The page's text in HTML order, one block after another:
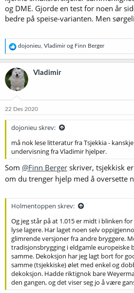
og DME. Gjorde en test for noen år
bedre på speise-varianten. Men
R
e
a
k
s
o
e
dojonieu Vladimirog Finn Berger
Vladimir
22 Des 2020
dojonieu skrev:
må nok lese litteratur fra Tsjekkia -
undervisning fra Vladimir hjelper.
Som @Finn Berger skriver, tsjekkisk
om du trenger hjelp med å oversette
Holmentoppen skrev:
Og jeg står på at 1.015 er midt i blinken
lyse lagere. Har laget noen selv
glimrende versjoner fra andre bryggere.
tradisjonsbrygging i eldgamle europeiske
samme. Dekoksjon har jeg lagt bort for
samme (tsjekkiske) ølet med enkel og
dekoksjon. Hadde riktignok bare
den gangen, og det viser seg jo å være